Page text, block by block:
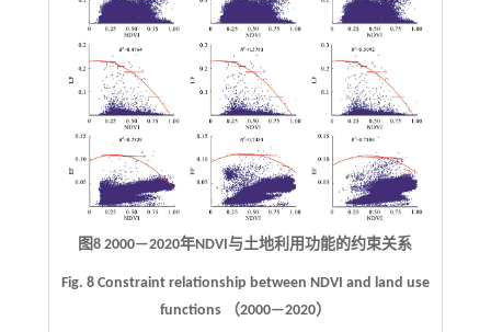
图8 2000—2020年NDVI与土地利用功能的约束关系
Fig. 8 Constraint relationship between NDVI and land use
functions （2000—2020）